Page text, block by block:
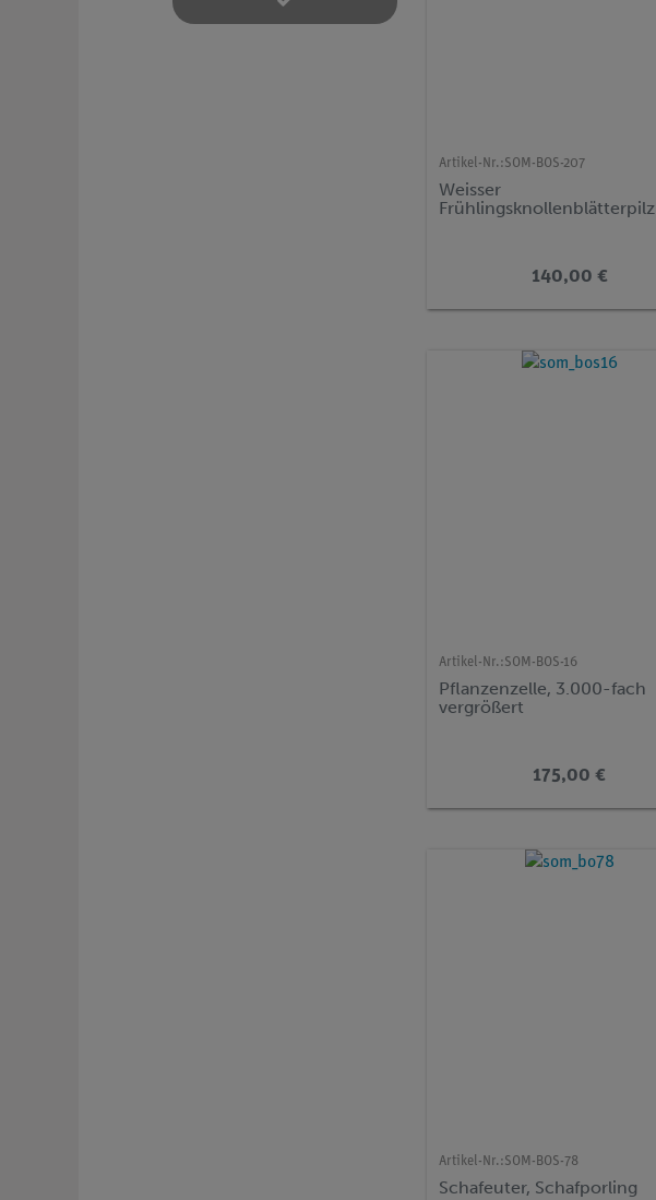
Artikel-Nr.:SOM-BOS-207
Weisser
Frühlingsknollenblätterpilz
140,00 €
Artikel-Nr.:SOM-BOS-16
Pflanzenzelle, 3.000-fach
vergrößert
175,00 €
Artikel-Nr.:SOM-BOS-78
Schafeuter, Schafporling